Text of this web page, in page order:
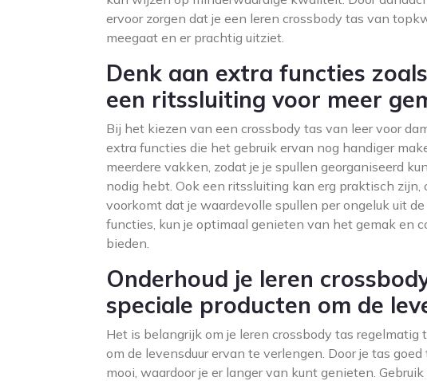
ervoor zorgen dat je een leren crossbody tas van
meegaat en er prachtig uitziet.
Denk aan extra functies
een ritssluiting voor meer
Bij het kiezen van een crossbody tas van leer voor
extra functies die het gebruik ervan nog handiger
meerdere vakken, zodat je je spullen georganiseerd
nodig hebt. Ook een ritssluiting kan erg praktisch
voorkomt dat je waardevolle spullen per ongeluk uit
functies, kun je optimaal genieten van het gemak en
bieden.
Onderhoud je leren
speciale producten om de
Het is belangrijk om je leren crossbody tas
om de levensduur ervan te verlengen. Door je tas
mooi, waardoor je er langer van kunt genieten.